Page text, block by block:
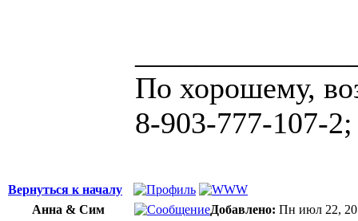
По хорошему,
8-903-777-107-
Вернуться к началу
Анна & Сим
Добавлено: Пн июл 22,